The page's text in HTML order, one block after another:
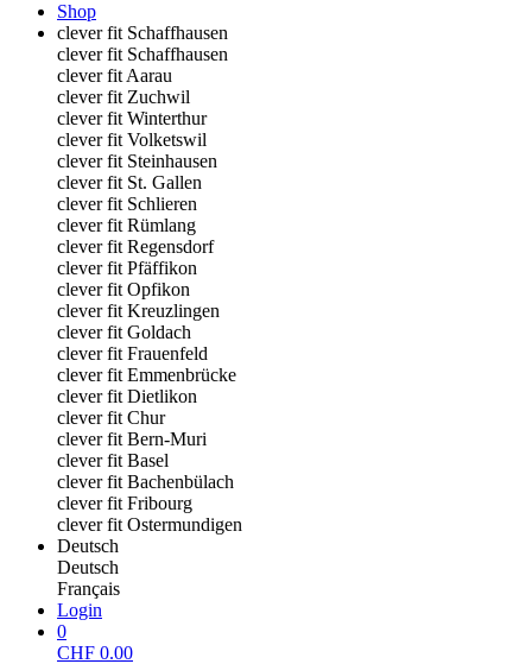
Shop
clever fit Schaffhausen
clever fit Schaffhausen
clever fit Aarau
clever fit Zuchwil
clever fit Winterthur
clever fit Volketswil
clever fit Steinhausen
clever fit St. Gallen
clever fit Schlieren
clever fit Rümlang
clever fit Regensdorf
clever fit Pfäffikon
clever fit Opfikon
clever fit Kreuzlingen
clever fit Goldach
clever fit Frauenfeld
clever fit Emmenbrücke
clever fit Dietlikon
clever fit Chur
clever fit Bern-Muri
clever fit Basel
clever fit Bachenbülach
clever fit Fribourg
clever fit Ostermundigen
Deutsch
Deutsch
Français
Login
0
CHF 0.00